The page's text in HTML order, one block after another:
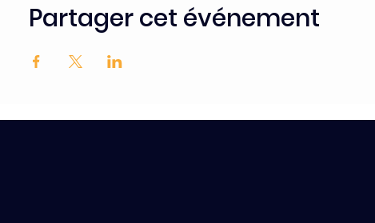
Partager cet événement